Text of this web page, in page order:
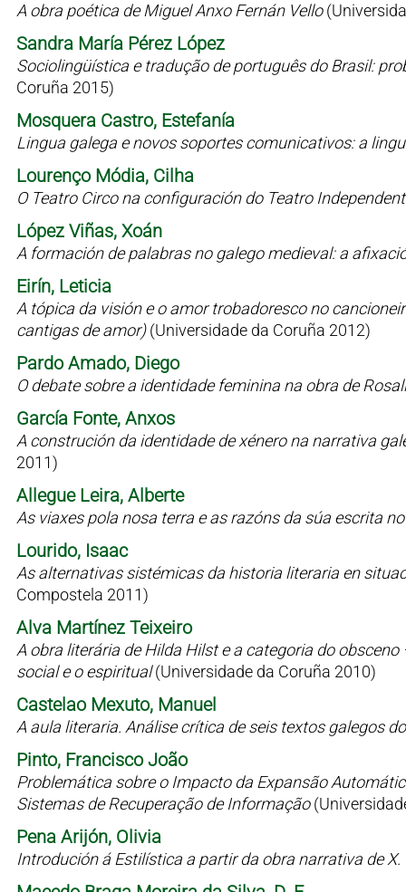
A obra poética de Miguel Anxo Fernán Vello
Sandra María Pérez López
Sociolingüística e tradução de português do Brasil:
Coruña 2015)
Mosquera Castro, Estefanía
Lingua galega e novos soportes comunicativos: a
Lourenço Módia, Cilha
O Teatro Circo na configuración do Teatro
López Viñas, Xoán
A formación de palabras no galego medieval: a
Eirín, Leticia
A tópica da visión e o amor trobadoresco no
cantigas de amor)(Universidade da Coruña 2012)
Pardo Amado, Diego
O debate sobre a identidade feminina na obra de
García Fonte, Anxos
A construción da identidade de xénero na narrativa
2011)
Allegue Leira, Alberte
As viaxes pola nosa terra e as razóns da súa escrita
Lourido, Isaac
As alternativas sistémicas da historia literaria en
Compostela 2011)
Alva Martínez Teixeiro
A obra literária de Hilda Hilst e a categoria do
social e o espiritual(Universidade da Coruña 2010)
Castelao Mexuto, Manuel
A aula literaria. Análise crítica de seis textos galegos
Pinto, Francisco João
Problemática sobre o Impacto da Expansão
Sistemas de Recuperação de Informação
Pena Arijón, Olivia
Introdución á Estilística a partir da obra narrativa de X.